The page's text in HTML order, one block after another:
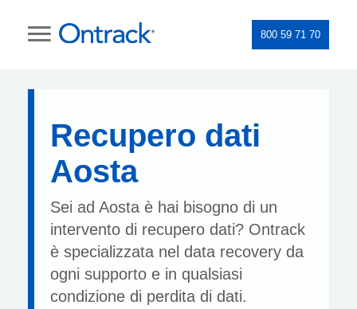
800 59 71 70
Recupero dati
Aosta
Sei ad Aosta è hai bisogno di un
intervento di recupero dati? Ontrack
è specializzata nel data recovery da
ogni supporto e in qualsiasi
condizione di perdita di dati.